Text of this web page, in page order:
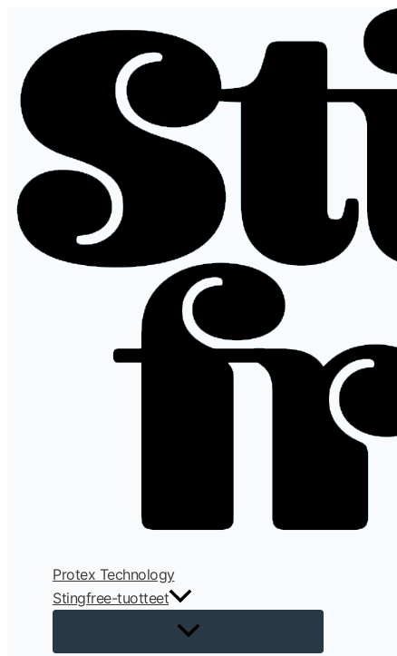
sisältöön
Protex Technology
Stingfree-tuotteet